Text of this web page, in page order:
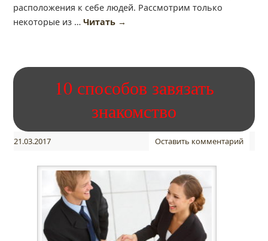
расположения к себе людей. Рассмотрим только
некоторые из … Читать →
10 способов завязать
знакомство
21.03.2017 Оставить комментарий